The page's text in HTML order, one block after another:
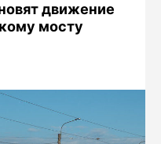
движение
мосту